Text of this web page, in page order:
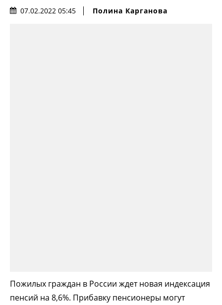
07.02.2022 05:45 Полина Карганова
Пожилых граждан в России ждет новая индексация
пенсий на 8,6%. Прибавку пенсионеры могут